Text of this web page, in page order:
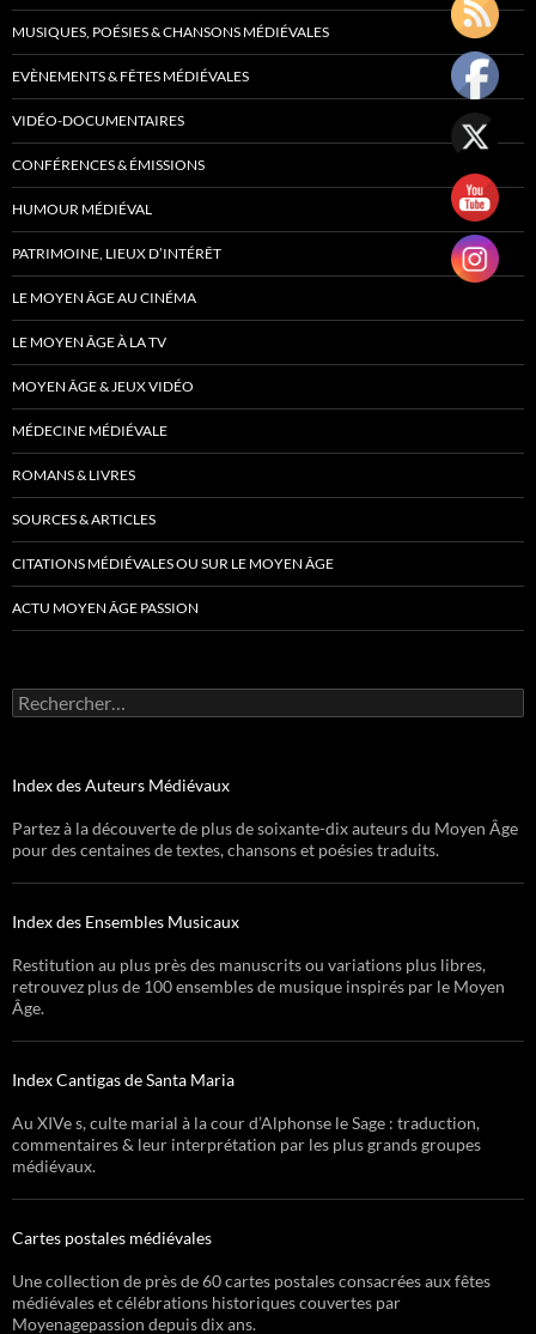
MUSIQUES, POÉSIES & CHANSONS MÉDIÉVALES
EVÈNEMENTS & FÊTES MÉDIÉVALES
VIDÉO-DOCUMENTAIRES
CONFÉRENCES & ÉMISSIONS
HUMOUR MÉDIÉVAL
PATRIMOINE, LIEUX D’INTÉRÊT
LE MOYEN ÂGE AU CINÉMA
LE MOYEN ÂGE À LA TV
MOYEN ÂGE & JEUX VIDÉO
MÉDECINE MÉDIÉVALE
ROMANS & LIVRES
SOURCES & ARTICLES
CITATIONS MÉDIÉVALES OU SUR LE MOYEN ÂGE
ACTU MOYEN ÂGE PASSION
Rechercher :
Index des Auteurs Médiévaux
Partez à la découverte de plus de soixante-dix auteurs du Moyen Âge
pour des centaines de textes, chansons et poésies traduits.
Index des Ensembles Musicaux
Restitution au plus près des manuscrits ou variations plus libres,
retrouvez plus de 100 ensembles de musique inspirés par le Moyen
Âge.
Index Cantigas de Santa Maria
Au XIVe s, culte marial à la cour d’Alphonse le Sage : traduction,
commentaires & leur interprétation par les plus grands groupes
médiévaux.
Cartes postales médiévales
Une collection de près de 60 cartes postales consacrées aux fêtes
médiévales et célébrations historiques couvertes par
Moyenagepassion depuis dix ans.